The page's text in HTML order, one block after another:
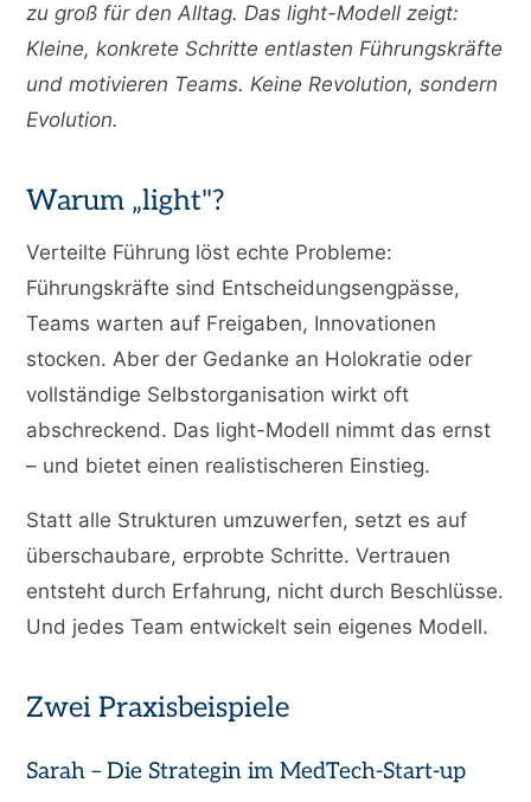
zu groß für den Alltag. Das light-Modell zeigt:
Kleine, konkrete Schritte entlasten Führungskräfte
und motivieren Teams. Keine Revolution, sondern
Evolution.
Warum „light"?
Verteilte Führung löst echte Probleme:
Führungskräfte sind Entscheidungsengpässe,
Teams warten auf Freigaben, Innovationen
stocken. Aber der Gedanke an Holokratie oder
vollständige Selbstorganisation wirkt oft
abschreckend. Das light-Modell nimmt das ernst
– und bietet einen realistischeren Einstieg.
Statt alle Strukturen umzuwerfen, setzt es auf
überschaubare, erprobte Schritte. Vertrauen
entsteht durch Erfahrung, nicht durch Beschlüsse.
Und jedes Team entwickelt sein eigenes Modell.
Zwei Praxisbeispiele
Sarah – Die Strategin im MedTech-Start-up